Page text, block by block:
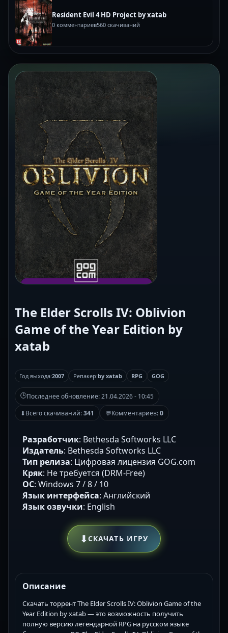
Resident Evil 4 HD Project by xatab
0 комментариев560 скачиваний
The Elder Scrolls IV: Oblivion
Game of the Year Edition by
xatab
Год выхода:2007 Репакер:by xatab RPG GOG
🕒Последнее обновление:21.04.2026 - 10:45
⬇Всего скачиваний:341 💬Комментариев:0
Разработчик: Bethesda Softworks LLC
Издатель: Bethesda Softworks LLC
Тип релиза: Цифровая лицензия GOG.com
Кряк: Не требуется (DRM-Free)
ОС: Windows 7 / 8 / 10
Язык интерфейса: Английский
Язык озвучки: English
⬇СКАЧАТЬ ИГРУ
Описание
Скачать торрент The Elder Scrolls IV: Oblivion Game of the
Year Edition by xatab — это возможность получить
полную версию легендарной RPG на русском языке